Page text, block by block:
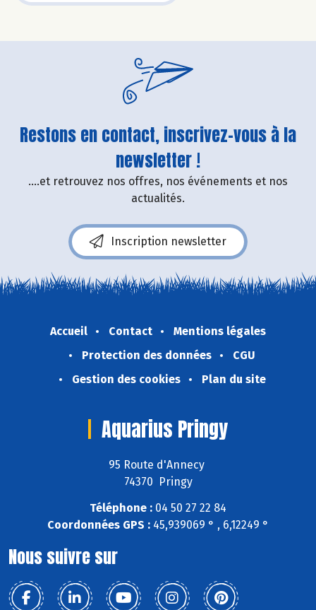
Restons en contact, inscrivez-vous à la
newsletter !
....et retrouvez nos offres, nos événements et nos
actualités.
Inscription newsletter
Accueil Contact
Mentions légales
Protection des données
CGU
Gestion des cookies
Plan du site
Aquarius Pringy
95 Route d'Annecy
74370 Pringy
Téléphone : 04 50 27 22 84
Coordonnées GPS : 45,939069 ° , 6,12249 °
Nous suivre sur